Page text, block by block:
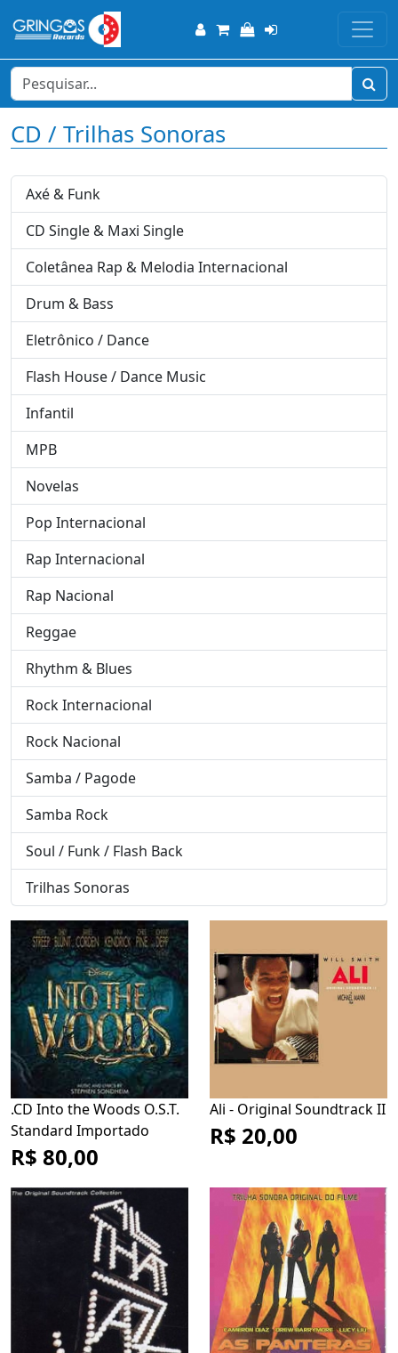
CD / Trilhas Sonoras
Axé & Funk
CD Single & Maxi Single
Coletânea Rap & Melodia Internacional
Drum & Bass
Eletrônico / Dance
Flash House / Dance Music
Infantil
MPB
Novelas
Pop Internacional
Rap Internacional
Rap Nacional
Reggae
Rhythm & Blues
Rock Internacional
Rock Nacional
Samba / Pagode
Samba Rock
Soul / Funk / Flash Back
Trilhas Sonoras
.CD Into the Woods O.S.T.
Standard Importado
R$ 80,00
Ali - Original Soundtrack II
R$ 20,00